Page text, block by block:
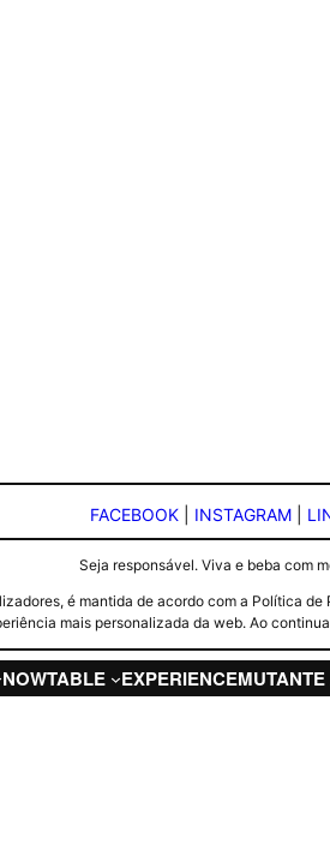
FACEBOOK INSTAGRAM
Seja responsável. Viva e beba com
é mantida de acordo com a Política
mais personalizada da web. Ao
NOWTABLE EXPERIENCE